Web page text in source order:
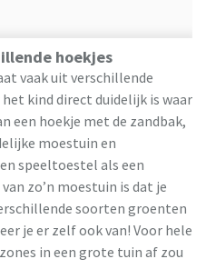
hoekjes
vaak uit verschillende
kind direct duidelijk is waar
een hoekje met de zandbak,
moestuin en
speeltoestel als een
zo’n moestuin is dat je
soorten groenten
je er zelf ook van! Voor hele
in een grote tuin af zou